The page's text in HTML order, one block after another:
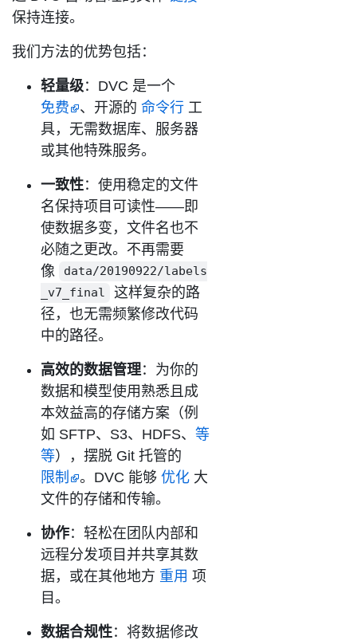
保持连接。
我们方法的优势包括：
轻量级：DVC 是一个
免费
、开源的 命令行 工
具，无需数据库、服务器
或其他特殊服务。
一致性：使用稳定的文件
名保持项目可读性——即
使数据多变，文件名也不
必随之更改。不再需要
像
data/20190922/labels
_v7_final
这样复杂的路
径，也无需频繁修改代码
中的路径。
高效的数据管理：为你的
数据和模型使用熟悉且成
本效益高的存储方案（例
如 SFTP、S3、HDFS、 等
等），摆脱 Git 托管的
限制
。DVC 能够 优化 大
文件的存储和传输。
协作：轻松在团队内部和
远程分发项目并共享其数
据，或在其他地方 重用 项
目。
数据合规性：将数据修改